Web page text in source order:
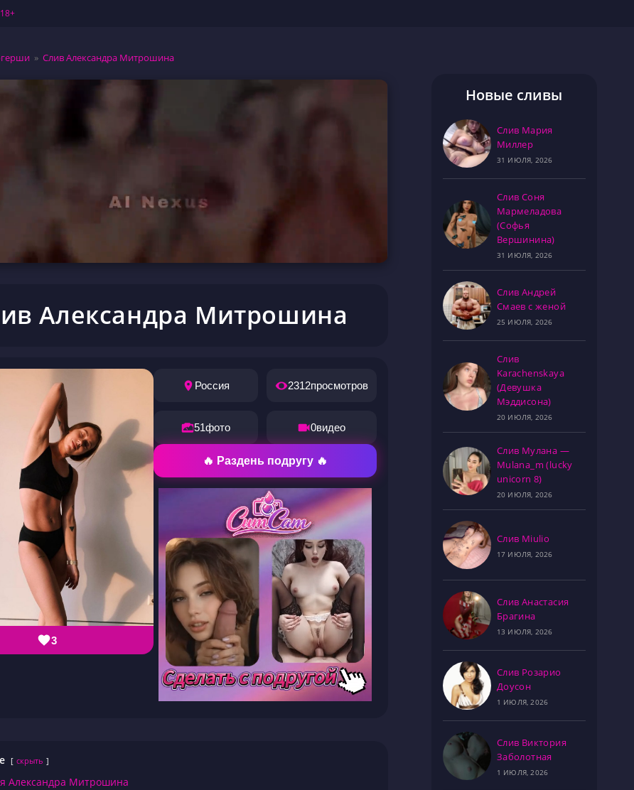
» Слив Александра Митрошина
Александра Митрошина
3
Россия 2312просмотров
51фото 0видео
🔥 Раздень подругу 🔥
скрыть
Александра Митрошина
Новые сливы
Слив Мария
Миллер
31 ИЮЛЯ, 2026
Слив Соня
Мармеладова
(Софья
Вершинина)
31 ИЮЛЯ, 2026
Слив Андрей
Смаев с женой
25 ИЮЛЯ, 2026
Слив
Karachenskaya
(Девушка
Мэддисона)
20 ИЮЛЯ, 2026
Слив Мулана —
Mulana_m (lucky
unicorn 8)
20 ИЮЛЯ, 2026
Слив Miulio
17 ИЮЛЯ, 2026
Слив Анастасия
Брагина
13 ИЮЛЯ, 2026
Слив Розарио
Доусон
1 ИЮЛЯ, 2026
Слив Виктория
Заболотная
1 ИЮЛЯ, 2026